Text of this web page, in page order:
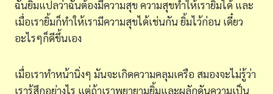
ฉันยิ้มแปลว่าฉันต้องมีความสุข ความสุขทำให้เรายิ้มได้ และ
เมื่อเรายิ้มก็ทำให้เรามีความสุขได้เช่นกัน ยิ้มไว้ก่อน เดี๋ยว
อะไรๆก็ดีขึ้นเอง
เมื่อเราทำหน้านิ่งๆ มันจะเกิดความคลุมเครือ สมองจะไม่รู้ว่า
เรารู้สึกอย่างไร แต่ถ้าเราพยายามยิ้มและผลักดันความเป็น